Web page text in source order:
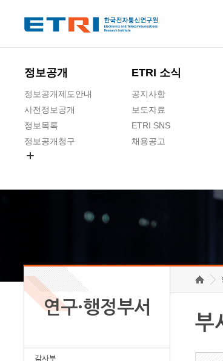
정보공개
정보공개제도안내
사전정보공개
정보목록
정보공개청구
ETRI 소식
공지사항
보도자료
ETRI SNS
채용공고
연구·행정부서
감사부
부